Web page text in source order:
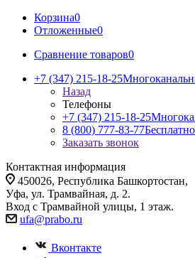
Корзина0
Отложенные0
Сравнение товаров0
+7 (347) 215-18-25
Назад
Телефоны
+7 (347) 215-18-25
8 (800) 777-83-77
Заказать звонок
Контактная информация
450026, Республика Башкортостан,
Уфа, ул. Трамвайная, д. 2.
Вход с Трамвайной улицы, 1 этаж.
ufa@prabo.ru
Вконтакте